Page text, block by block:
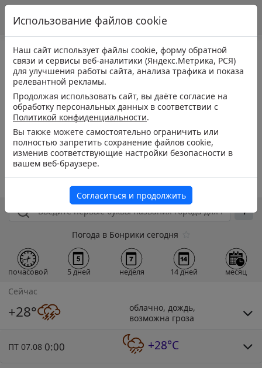
Погода в Бонрики сегодня
почасовой 5 дней неделя 14 дней месяц
Сейчас
+28°
облачно, дождь,
возможна гроза
ПТ 07.08 0:00 +28°C
Использование файлов cookie
Наш сайт использует файлы cookie, форму обратной
связи и сервисы веб-аналитики (Яндекс.Метрика, РСЯ)
для улучшения работы сайта, анализа трафика и показа
релевантной рекламы.
Продолжая использовать сайт, вы даёте согласие на
обработку персональных данных в соответствии с
Политикой конфиденциальности.
Вы также можете самостоятельно ограничить или
полностью запретить сохранение файлов cookie,
изменив соответствующие настройки безопасности в
вашем веб-браузере.
Согласиться и продолжить